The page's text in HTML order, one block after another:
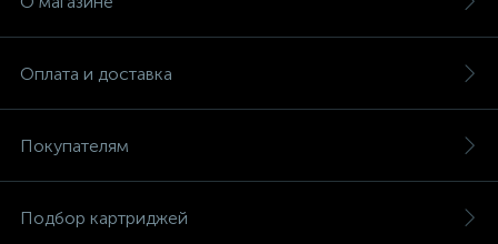
Оплата и доставка
Покупателям
Подбор картриджей